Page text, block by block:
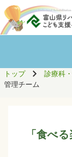
トップ 診療科
管理チーム
「食べ